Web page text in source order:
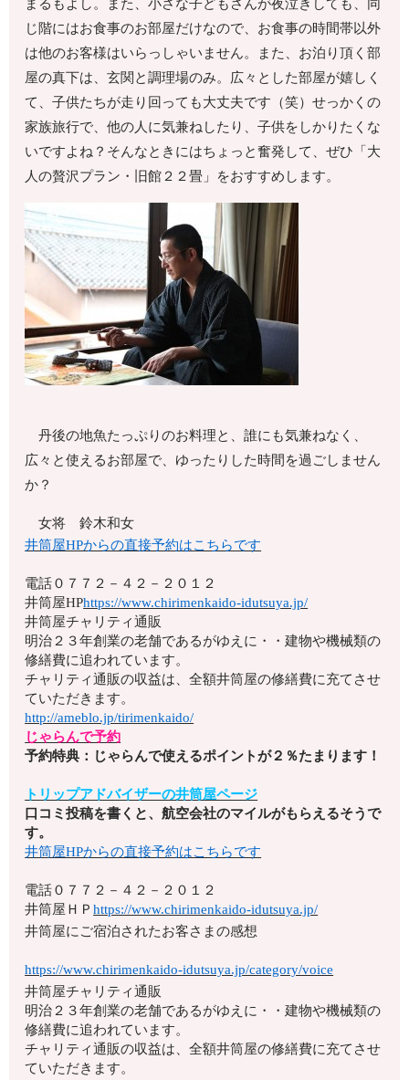
まるもよし。また、小さな子どもさんが夜泣きしても、同
じ階にはお食事のお部屋だけなので、お食事の時間帯以外
は他のお客様はいらっしゃいません。また、お泊り頂く部
屋の真下は、玄関と調理場のみ。広々とした部屋が嬉しく
て、子供たちが走り回っても大丈夫です（笑）せっかくの
家族旅行で、他の人に気兼ねしたり、子供をしかりたくな
いですよね？そんなときにはちょっと奮発して、ぜひ「大
人の贅沢プラン・旧館２２畳」をおすすめします。
丹後の地魚たっぷりのお料理と、誰にも気兼ねなく、
広々と使えるお部屋で、ゆったりした時間を過ごしません
か？
女将 鈴木和女
井筒屋HPからの直接予約はこちらです
電話０７７２－４２－２０１２
井筒屋HPhttps://www.chirimenkaido-idutsuya.jp/
井筒屋チャリティ通販
明治２３年創業の老舗であるがゆえに・・建物や機械類の
修繕費に追われています。
チャリティ通販の収益は、全額井筒屋の修繕費に充てさせ
ていただきます。
http://ameblo.jp/tirimenkaido/
じゃらんで予約
予約特典：じゃらんで使えるポイントが２％たまります！
トリップアドバイザーの井筒屋ページ
口コミ投稿を書くと、航空会社のマイルがもらえるそうで
す。
井筒屋HPからの直接予約はこちらです
電話０７７２－４２－２０１２
井筒屋ＨＰhttps://www.chirimenkaido-idutsuya.jp/
井筒屋にご宿泊されたお客さまの感想
https://www.chirimenkaido-idutsuya.jp/category/voice
井筒屋チャリティ通販
明治２３年創業の老舗であるがゆえに・・建物や機械類の
修繕費に追われています。
チャリティ通販の収益は、全額井筒屋の修繕費に充てさせ
ていただきます。